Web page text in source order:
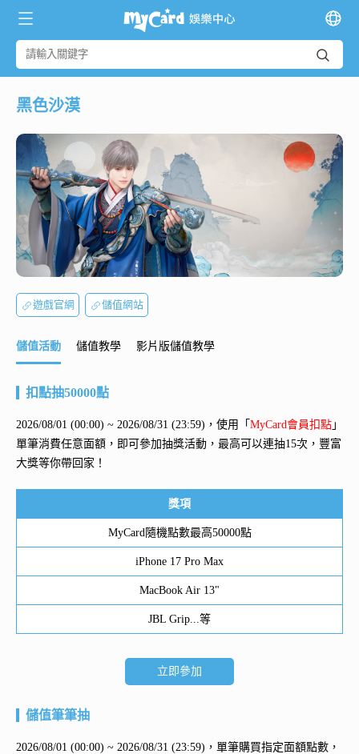
黑色沙漠
遊戲官網 儲值網站
儲值活動 儲值教學 影片版儲值教學
扣點抽50000點
2026/08/01 (00:00) ~ 2026/08/31 (23:59)，使用「 MyCard會員扣點 」
單筆消費任意面額，即可參加抽獎活動，最高可以連抽15次，豐富
大獎等你帶回家！
獎項
MyCard隨機點數最高50000點
iPhone 17 Pro Max
MacBook Air 13"
JBL Grip...等
立即參加
儲值筆筆抽
2026/08/01 (00:00) ~ 2026/08/31 (23:59)，單筆購買指定面額點數，